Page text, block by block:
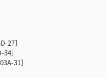
27］
］
31］